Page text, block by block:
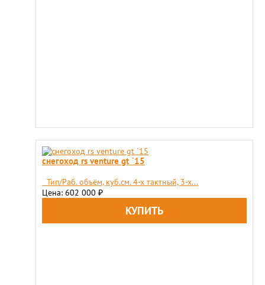
снегоход rs venture gt `15
Тип/Раб. объём, куб.см. 4-х тактный, 3-х...
Цена: 602 000 ₽